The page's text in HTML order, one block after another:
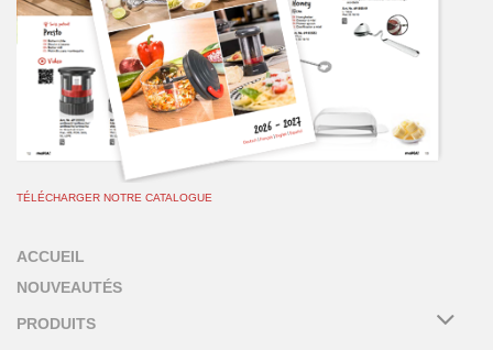
TÉLÉCHARGER NOTRE CATALOGUE
ACCUEIL
NOUVEAUTÉS
PRODUITS